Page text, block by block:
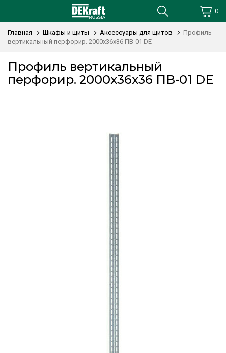
0
Главная Шкафы и щиты Аксессуары для щитов
Профиль
вертикальный перфорир. 2000х36х36 ПВ-01 DE
Профиль вертикальный
перфорир. 2000х36х36 ПВ-01 DE